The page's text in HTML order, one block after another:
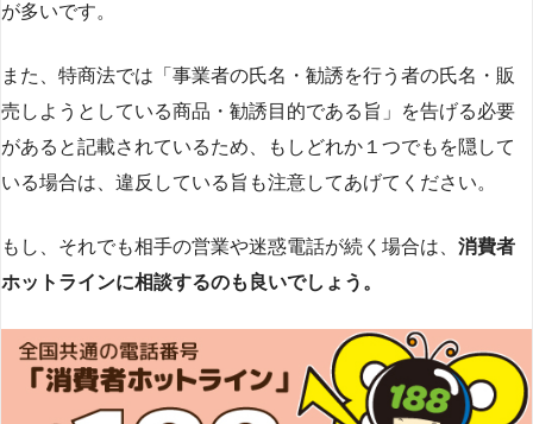
が多いです​​。
また、特商法では「事業者の氏名・勧誘を行う者の氏名・販
売しようとしている商品・勧誘目的である旨」を告げる必要
があると記載されているため、もしどれか１つでもを隠して
いる場合は、違反している旨も注意してあげてください。
もし、それでも相手の営業や迷惑電話が続く場合は、 消費者
ホットラインに相談するのも良いでしょう。